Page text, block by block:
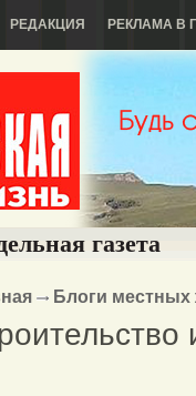
РЕДАКЦИЯ РЕКЛАМА В
газета
Блоги местных